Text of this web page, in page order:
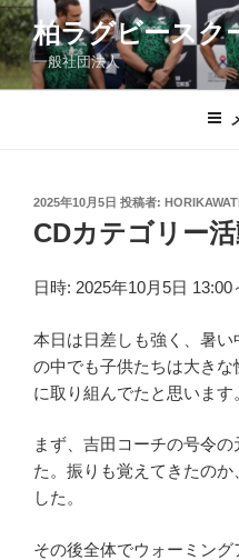
コ
ン
テ
ン
柏ラグビースク
一般社団法人
投
稿
日:
2025年10月5日 投稿者:
CDカテゴリー
日時: 2025年10月5日 13:00
本日は日差しも強く、暑
の中でも子供たちは大き
に取り組んでたと思います
まず、吉田コーチの号令
た。振りも覚えてきたの
した。
その後全体でウォーミン